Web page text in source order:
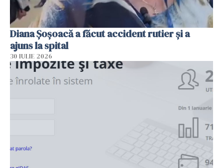
Diana Șoșoacă a făcut accident rutier și a
ajuns la spital
30 IULIE 2026